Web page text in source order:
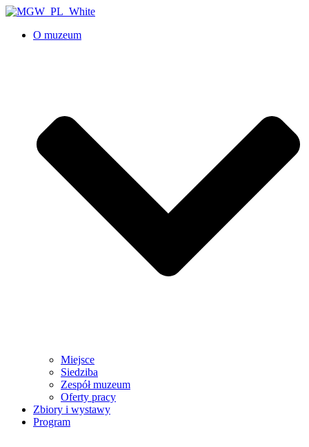
O muzeum
Miejsce
Siedziba
Zespół muzeum
Oferty pracy
Zbiory i wystawy
Program